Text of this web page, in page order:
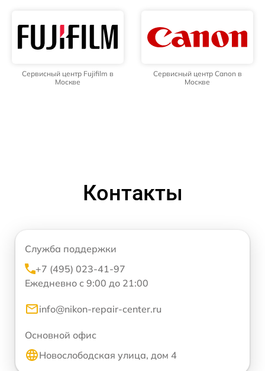
Сервисный центр Fujifilm в
Москве
Сервисный центр Canon в
Москве
Контакты
Служба поддержки
+7 (495) 023-41-97
Ежедневно с 9:00 до 21:00
info@nikon-repair-center.ru
Основной офис
Новослободская улица, дом 4